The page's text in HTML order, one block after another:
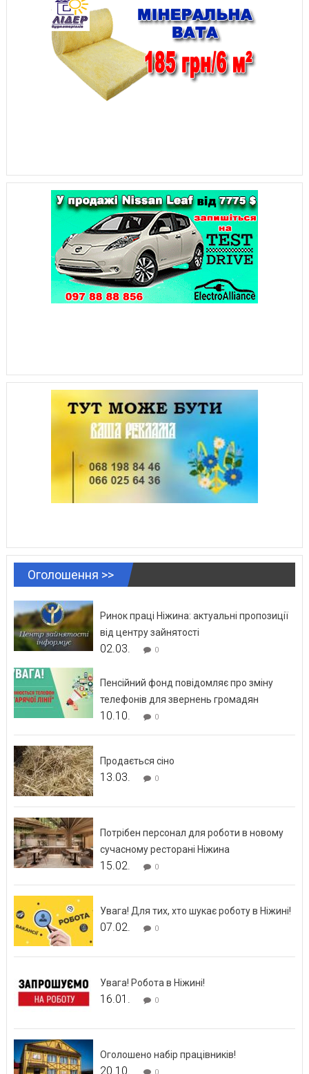
Оголошення >>
Ринок праці Ніжина: актуальні пропозиції
від центру зайнятості
02.03. 0
Пенсійний фонд повідомляє про зміну
телефонів для звернень громадян
10.10. 0
Продається сіно
13.03. 0
Потрібен персонал для роботи в новому
сучасному ресторані Ніжина
15.02. 0
Увага! Для тих, хто шукає роботу в Ніжині!
07.02. 0
Увага! Робота в Ніжині!
16.01. 0
Оголошено набір працівників!
20.10.